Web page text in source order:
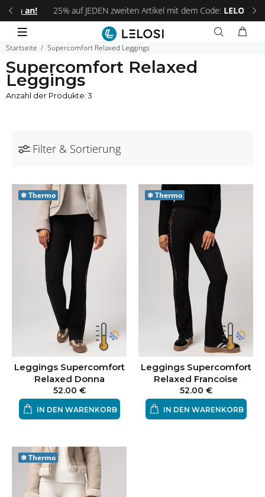
25% auf JEDEN zweiten Artikel mit dem Code: LELOSI25.
Startseite Supercomfort Relaxed Leggings
Supercomfort Relaxed
Leggings
Anzahl der Produkte: 3
Filter & Sortierung
❄Thermo
Leggings Supercomfort
Relaxed Donna
52.00 €
IN DEN WARENKORB
❄Thermo
Leggings Supercomfort
Relaxed Francoise
52.00 €
IN DEN WARENKORB
❄Thermo